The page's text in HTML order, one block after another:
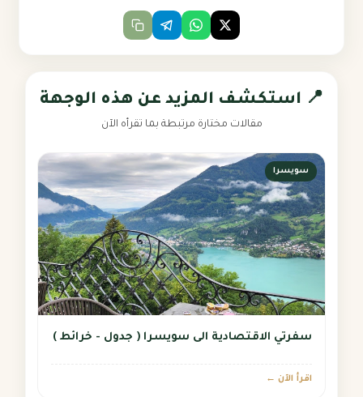
📍 استكشف المزيد عن هذه الوجهة
مقالات مختارة مرتبطة بما تقرأه الآن
سويسرا
سفرتي الاقتصادية الى سويسرا ( جدول - خرائط )
اقرأ الآن ←